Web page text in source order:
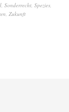
, Sonderrecht, Spezies,
, Zukunft